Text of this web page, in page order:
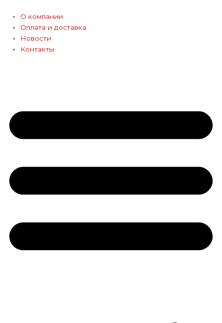
содержимому
О компании
Оплата и доставка
Новости
Контакты